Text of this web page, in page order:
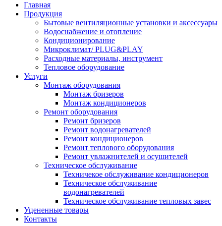
Главная
Продукция
Бытовые вентиляционные установки и аксессуары
Водоснабжение и отопление
Кондиционирование
Микроклимат/ PLUG&PLAY
Расходные материалы, инструмент
Тепловое оборудование
Услуги
Монтаж оборудования
Монтаж бризеров
Монтаж кондиционеров
Ремонт оборудования
Ремонт бризеров
Ремонт водонагревателей
Ремонт кондиционеров
Ремонт теплового оборудования
Ремонт увлажнителей и осушителей
Техническое обслуживание
Техничекое обслуживание кондиционеров
Техническое обслуживание
водонагревателей
Техническое обслуживание тепловых завес
Уцененные товары
Контакты